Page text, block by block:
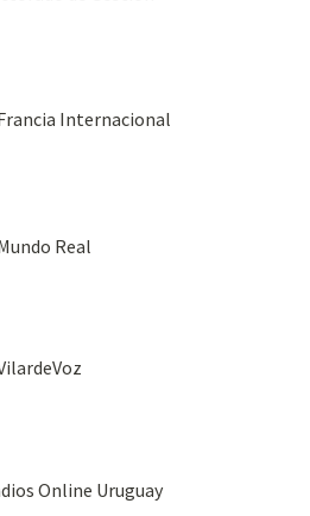
Internacional
Real
Online Uruguay